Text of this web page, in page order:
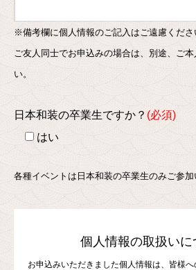
※備考欄に個人情報のご記入はご遠慮くださ
ご友人同士でお申込みの場合は、別途、ご
い。
日本和装の卒業生ですか？
はい
各種イベントは日本和装の卒業生のみご参加
個人情報の取扱いに
お申込みいただきました個人情報は、皆様